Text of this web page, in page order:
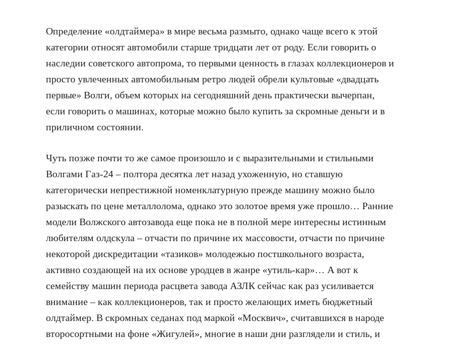
Определение «олдтаймера» в мире весьма размыто, однако чаще всего к этой
категории относят автомобили старше тридцати лет от роду. Если говорить о
наследии советского автопрома, то первыми ценность в глазах коллекционеров и
просто увлеченных автомобильным ретро людей обрели культовые «двадцать
первые» Волги, объем которых на сегодняшний день практически вычерпан,
если говорить о машинах, которые можно было купить за скромные деньги и в
приличном состоянии.
Чуть позже почти то же самое произошло и с выразительными и стильными
Волгами Газ-24 – полтора десятка лет назад ухоженную, но ставшую
категорически непрестижной номенклатурную прежде машину можно было
разыскать по цене металлолома, однако это золотое время уже прошло… Ранние
модели Волжского автозавода еще пока не в полной мере интересны истинным
любителям олдскула – отчасти по причине их массовости, отчасти по причине
некоторой дискредитации «тазиков» молодежью постшкольного возраста,
активно создающей на их основе уродцев в жанре «утиль-кар»… А вот к
семейству машин периода расцвета завода АЗЛК сейчас как раз усиливается
внимание – как коллекционеров, так и просто желающих иметь бюджетный
олдтаймер. В скромных седанах под маркой «Москвич», считавшихся в народе
второсортными на фоне «Жигулей», многие в наши дни разглядели и стиль, и